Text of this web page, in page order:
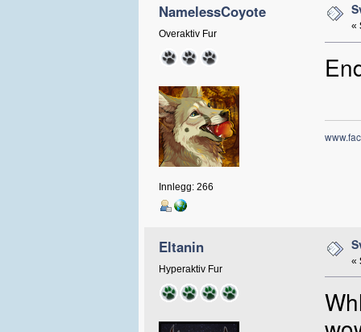
NamelessCoyote
Overaktiv Fur
Innlegg: 266
«
Eltanin
Hyperaktiv Fur
«